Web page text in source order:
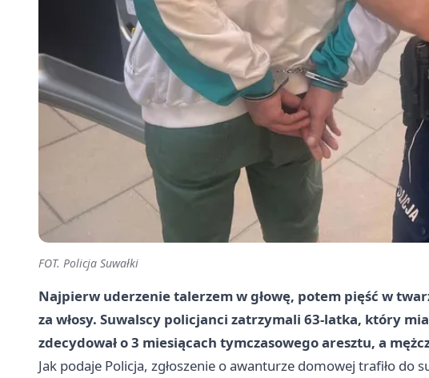
FOT. Policja Suwałki
Najpierw uderzenie talerzem w głowę, potem pięść w
za włosy. Suwalscy policjanci zatrzymali 63-latka, który
zdecydował o3 miesiącach tymczasowego aresztu, a
Jak podaje Policja, zgłoszenie o awanturze domowej trafiło do